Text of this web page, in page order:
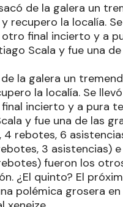
de la galera un
recupero la localía.
final incierto y a
Scala y fue una
la galera un
la localía. Se
incierto y a pura
y fue una de las
4 rebotes, 6
3 asistencias) e
fueron los
¿El quinto? El
polémica grosera